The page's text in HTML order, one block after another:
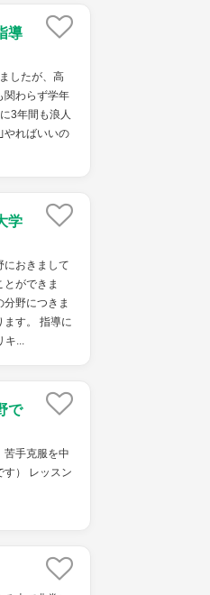
導
したが、高
関わらず学年
3年間も浪人
やればいいの
学
におきまして
ができま
野につきま
ます。 指導に
キ...
で
苦手克服を中
す） レッスン